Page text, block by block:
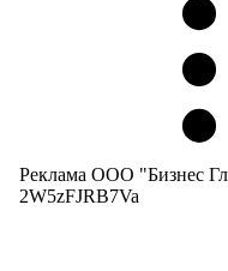
Реклама ООО "Бизнес
2W5zFJRB7Va